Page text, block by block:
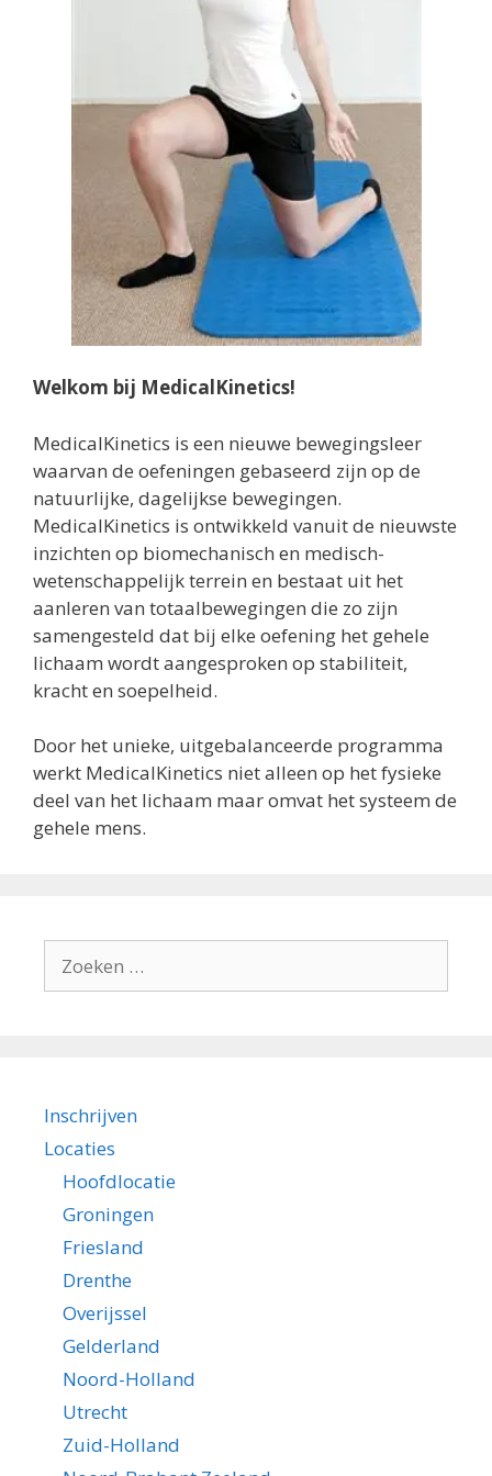
Welkom bij MedicalKinetics!
MedicalKinetics is een nieuwe bewegingsleer
waarvan de oefeningen gebaseerd zijn op de
natuurlijke, dagelijkse bewegingen.
MedicalKinetics is ontwikkeld vanuit de nieuwste
inzichten op biomechanisch en medisch-
wetenschappelijk terrein en bestaat uit het
aanleren van totaalbewegingen die zo zijn
samengesteld dat bij elke oefening het gehele
lichaam wordt aangesproken op stabiliteit,
kracht en soepelheid.
Door het unieke, uitgebalanceerde programma
werkt MedicalKinetics niet alleen op het fysieke
deel van het lichaam maar omvat het systeem de
gehele mens.
naar:
Inschrijven
Locaties
Hoofdlocatie
Groningen
Friesland
Drenthe
Overijssel
Gelderland
Noord-Holland
Utrecht
Zuid-Holland